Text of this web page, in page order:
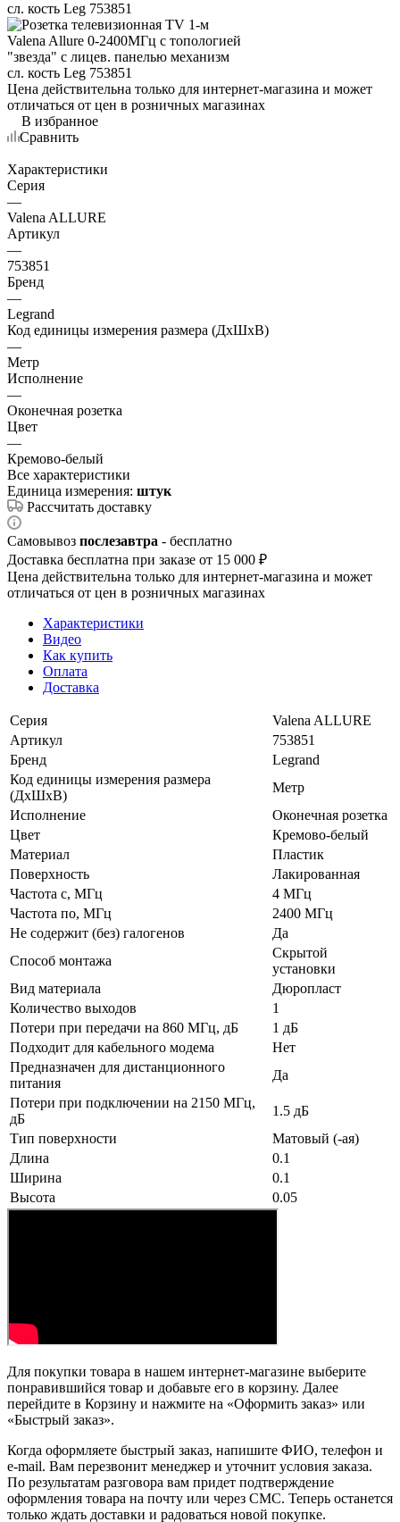
Цена действительна только для интернет-магазина и может
отличаться от цен в розничных магазинах
В избранное
Сравнить
Характеристики
Серия
—
Valena ALLURE
Артикул
—
753851
Бренд
—
Legrand
Код единицы измерения размера (ДхШхВ)
—
Метр
Исполнение
—
Оконечная розетка
Цвет
—
Кремово-белый
Все характеристики
Единица измерения: штук
Рассчитать доставку
Самовывоз послезавтра - бесплатно
Доставка бесплатна при заказе от 15 000 ₽
Цена действительна только для интернет-магазина и может
отличаться от цен в розничных магазинах
Характеристики
Видео
Как купить
Оплата
Доставка
Серия
Valena ALLURE
Артикул
753851
Бренд
Legrand
Код единицы измерения размера
(ДхШхВ)
Метр
Исполнение
Оконечная розетка
Цвет
Кремово-белый
Материал
Пластик
Поверхность
Лакированная
Частота с, МГц
4 МГц
Частота по, МГц
2400 МГц
Не содержит (без) галогенов
Да
Способ монтажа
Скрытой
установки
Вид материала
Дюропласт
Количество выходов
1
Потери при передачи на 860 МГц, дБ
1 дБ
Подходит для кабельного модема
Нет
Предназначен для дистанционного
питания
Да
Потери при подключении на 2150 МГц,
дБ
1.5 дБ
Тип поверхности
Матовый (-ая)
Длина
0.1
Ширина
0.1
Высота
0.05
Для покупки товара в нашем интернет-магазине выберите
понравившийся товар и добавьте его в корзину. Далее
перейдите в Корзину и нажмите на «Оформить заказ» или
«Быстрый заказ».
Когда оформляете быстрый заказ, напишите ФИО, телефон и
e-mail. Вам перезвонит менеджер и уточнит условия заказа.
По результатам разговора вам придет подтверждение
оформления товара на почту или через СМС. Теперь останется
только ждать доставки и радоваться новой покупке.